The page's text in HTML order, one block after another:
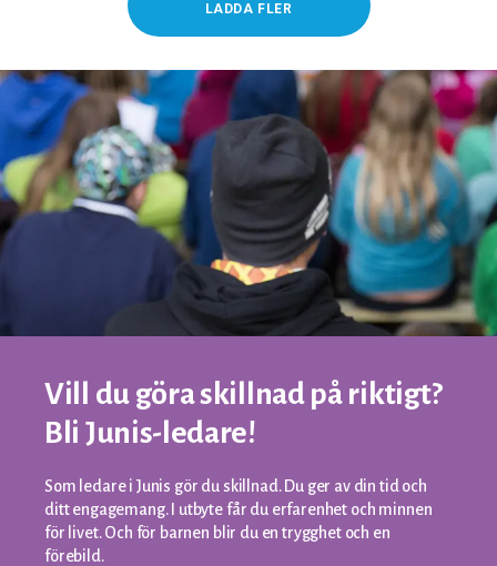
LADDA FLER
Vill du göra skillnad på riktigt?
Bli Junis-ledare!
Som ledare i Junis gör du skillnad. Du ger av din tid och
ditt engagemang. I utbyte får du erfarenhet och minnen
för livet. Och för barnen blir du en trygghet och en
förebild.